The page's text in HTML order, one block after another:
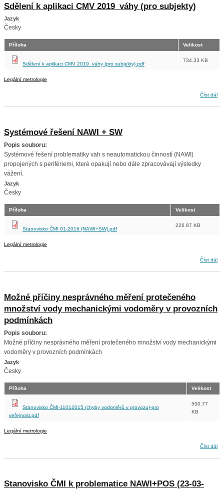
Sdělení k aplikaci CMV 2019_váhy (pro subjekty)
Jazyk
Česky
Příloha Velikost
Sdělení k aplikaci CMV 2019_váhy (pro subjekty).pdf
734.33 KB
Legální metrologie
Číst dál
Systémové řešení NAWI + SW
Popis souboru:
Systémové řešení problematiky vah s neautomatickou činností (NAWI)
propojených s perifériemi, které opakují nebo dále zpracovávají výsledky
vážení.
Jazyk
Česky
Příloha Velikost
Stanovisko ČMI 01-2016 (NAWI+SW).pdf
226.87 KB
Legální metrologie
Číst dál
Možné příčiny nesprávného měření protečeného
množství vody mechanickými vodoměry v provozních
podmínkách
Popis souboru:
Možné příčiny nesprávného měření protečeného množství vody mechanickými
vodoměry v provozních podmínkách
Jazyk
Česky
Příloha Velikost
Stanovisko ČMI-11012015 (chyby vodoměrů v provozu)-pro
veřejnost.pdf
500.77
KB
Legální metrologie
Číst dál
Možné příčiny nesprávného měření protečeného množství vody mechanickými vodoměry v
Stanovisko ČMI k problematice NAWI+POS (23-03-